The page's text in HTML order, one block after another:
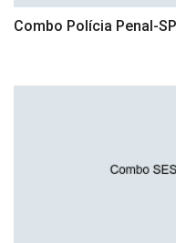
Combo Polícia Penal-